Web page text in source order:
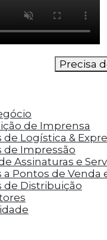
interagem
a fornecer
número de
do tráfego, etc.
como
site em
feedbacks e
marketing são
visitantes anúncios
com base nas
e analisar a
Precisa
de Imprensa
de Logística &
de Impressão
Assinaturas e
a Pontos de Venda
de Distribuição